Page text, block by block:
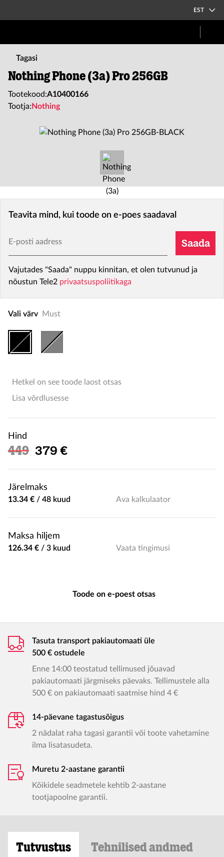
EST
Tagasi
Nothing Phone (3a) Pro 256GB
Tootekood:A10400166
Tootja: Nothing
Teavita mind, kui toode on e-poes saadaval
E-posti aadress
Saada
Vajutades "Saada" nuppu kinnitan, et olen tutvunud ja
nõustun Tele2 privaatsuspoliitikaga
Vali värv Must
Hetkel on see toode laost otsas
Lisa võrdlusesse
Hind
449 Soodushind
379 €
Järelmaks
13.34 € / 48 kuud Ava kalkulaator
Maksa hiljem
126.34 € / 3 kuud Vaata tingimusi
Toode on e-poest otsas
Tasuta transport pakiautomaati üle
500 € ostudele
Enne 14:00 teostatud tellimused jõuavad
pakiautomaati järgmiseks päevaks. Tellimustele alla
500 € on pakiautomaati saatmise hind 4 €
14-päevane tagastusõigus
2 nädalat raha tagasi garantii või toote vahetamine
ilma lisatasudeta.
Muretu 2-aastane garantii
Kõikidele seadmetele kehtib 2-aastane
tootjapoolne garantii.
Tutvustus Tehnilised andmed